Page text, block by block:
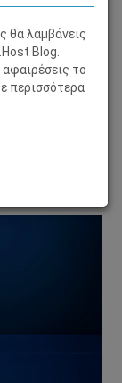
θα λαμβάνεις
Blog.
το
περισσότερα